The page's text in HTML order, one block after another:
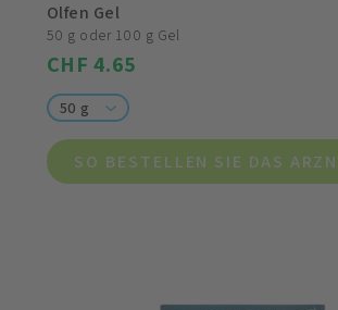
Olfen Gel
50 g oder 100 g Gel
CHF 4.65
50 g
SO BESTELLEN SIE DAS